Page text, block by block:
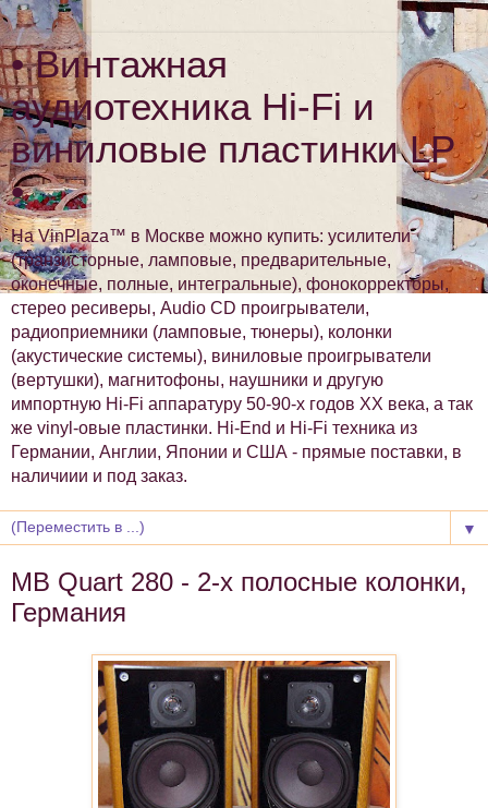
• Винтажная
аудиотехника Hi-Fi и
виниловые пластинки LP
•
На VinPlaza™ в Москве можно купить: усилители
(транзисторные, ламповые, предварительные,
оконечные, полные, интегральные), фонокорректоры,
стерео ресиверы, Audio CD проигрыватели,
радиоприемники (ламповые, тюнеры), колонки
(акустические системы), виниловые проигрыватели
(вертушки), магнитофоны, наушники и другую
импортную Hi-Fi аппаратуру 50-90-х годов XX века, а так
же vinyl-овые пластинки. Hi-End и Hi-Fi техника из
Германии, Англии, Японии и США - прямые поставки, в
наличиии и под заказ.
▼
MB Quart 280 - 2-х полосные колонки,
Германия